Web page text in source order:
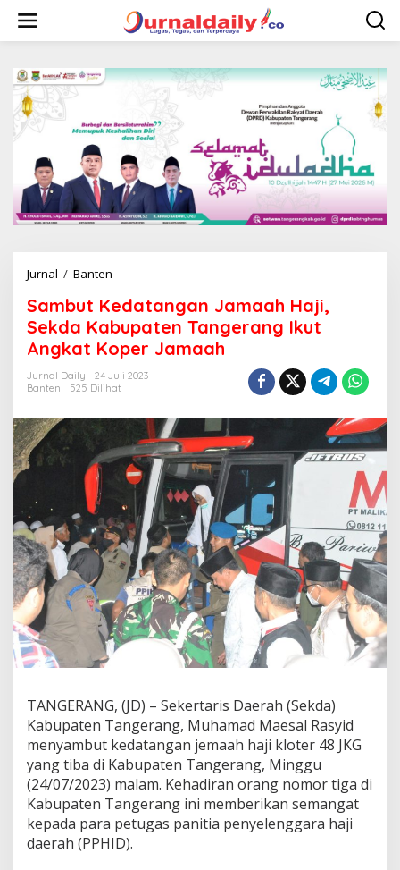
w
Jurnal / Banten
m
b
u
t
e
a
a
n
n
J
a
m
a
a
h
H
a
S
e
k
d
a
K
a
b
u
p
Sambut Kedatangan Jamaah Haji,
Sekda Kabupaten Tangerang Ikut
Angkat Koper Jamaah
Jurnal Daily
24 Juli 2023
Banten
525 Dilihat
TANGERANG, (JD) – Sekertaris Daerah (Sekda)
Kabupaten Tangerang, Muhamad Maesal Rasyid
menyambut kedatangan jemaah haji kloter 48 JKG
yang tiba di Kabupaten Tangerang, Minggu
(24/07/2023) malam. Kehadiran orang nomor tiga di
Kabupaten Tangerang ini memberikan semangat
kepada para petugas panitia penyelenggara haji
daerah (PPHID).